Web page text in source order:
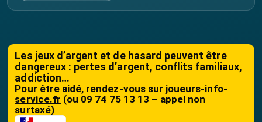
Les jeux d’argent et de hasard peuvent être
dangereux : pertes d’argent, conflits familiaux,
addiction…
Pour être aidé, rendez-vous sur joueurs-info-
service.fr (ou 09 74 75 13 13 – appel non
surtaxé)